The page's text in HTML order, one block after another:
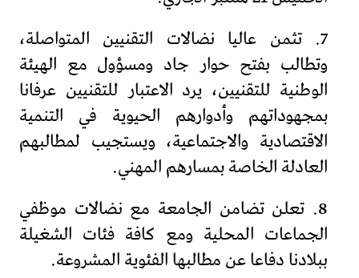
7. تثمن عاليا نضالات التقنيين المتواصلة،
وتطالب بفتح حوار جاد ومسؤول مع الهيئة
الوطنية للتقنيين، يرد الاعتبار للتقنيين عرفانا
بمجهوداتهم وأدوارهم الحيوية في التنمية
الاقتصادية والاجتماعية، ويستجيب لمطالبهم
العادلة الخاصة بمسارهم المهني.
8. تعلن تضامن الجامعة مع نضالات موظفي
الجماعات المحلية ومع كافة فئات الشغيلة
ببلادنا دفاعا عن مطالبها الفئوية المشروعة.